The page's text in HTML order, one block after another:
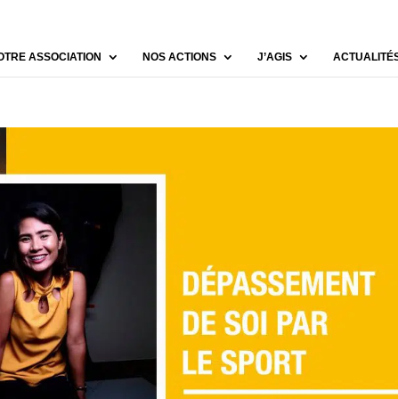
ASSOCIATION NOS ACTIONS J’AGIS